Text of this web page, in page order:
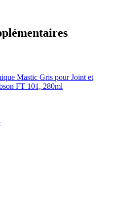
Mastic Gris pour Joint et
FT 101, 280ml